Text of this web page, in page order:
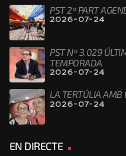
PST 2ª PART
2026-07-24
PST Nº 3.029
TEMPORADA
2026-07-24
LA TERTÚLIA AMB
2026-07-24
EN DIRECTE